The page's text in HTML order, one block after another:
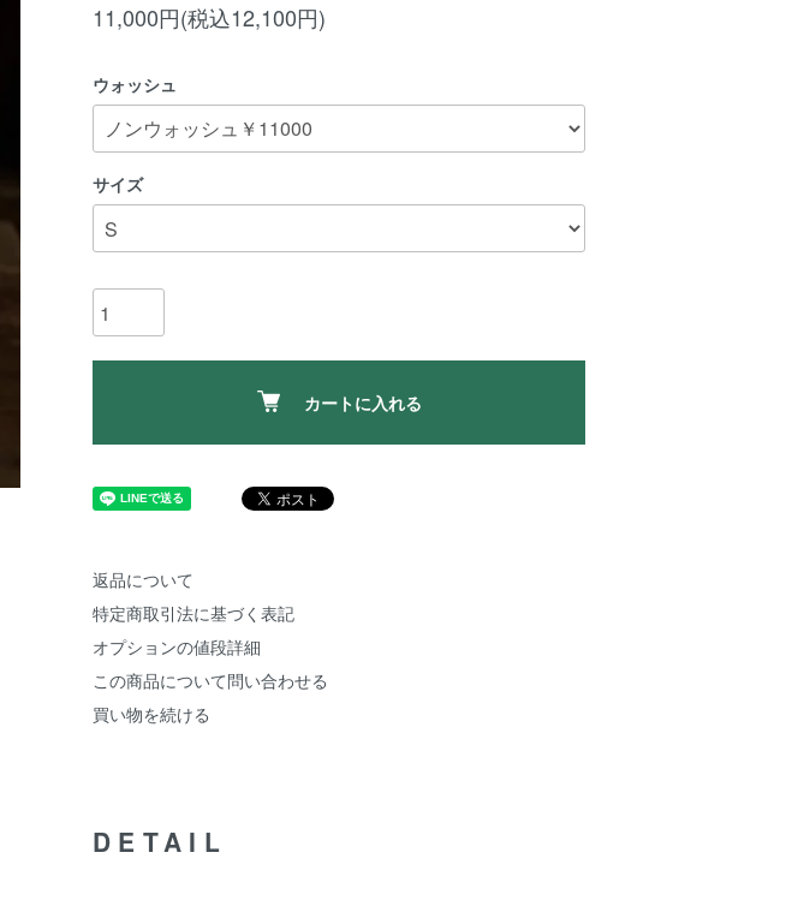
11,000円(税込12,100円)
ウォッシュ
サイズ
カートに入れる
返品について
特定商取引法に基づく表記
オプションの値段詳細
この商品について問い合わせる
買い物を続ける
DETAIL